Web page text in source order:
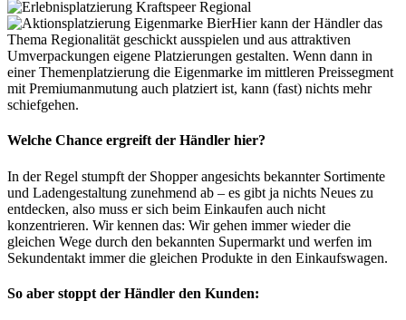
Hier kann der Händler das
Thema Regionalität geschickt ausspielen und aus attraktiven
Umverpackungen eigene Platzierungen gestalten. Wenn dann in
einer Themenplatzierung die Eigenmarke im mittleren Preissegment
mit Premiumanmutung auch platziert ist, kann (fast) nichts mehr
schiefgehen.
Welche Chance ergreift der Händler hier?
In der Regel stumpft der Shopper angesichts bekannter Sortimente
und Ladengestaltung zunehmend ab – es gibt ja nichts Neues zu
entdecken, also muss er sich beim Einkaufen auch nicht
konzentrieren. Wir kennen das: Wir gehen immer wieder die
gleichen Wege durch den bekannten Supermarkt und werfen im
Sekundentakt immer die gleichen Produkte in den Einkaufswagen.
So aber stoppt der Händler den Kunden: